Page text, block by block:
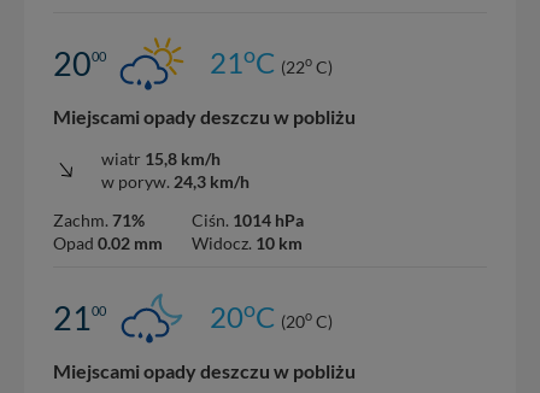
2000 21oC (22o C)
Miejscami opady deszczu w pobliżu
wiatr 15,8 km/h
w poryw. 24,3 km/h
Zachm. 71%
Opad 0.02 mm
Ciśn. 1014 hPa
Widocz. 10 km
2100 20oC (20o C)
Miejscami opady deszczu w pobliżu